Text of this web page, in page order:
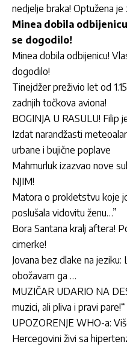
nedjelje braka! Optužena je
Minea dobila
se dogodilo!
Minea dobila odbijenicu!
dogodilo!
Tinejdžer preživio let od
zadnjih točkova aviona!
BOGINJA U RASULU! Filip
Izdat narandžasti
urbane i bujične poplave
Mahmurluk izazvao nove
NJIM!
Matora o prokletstvu koje
poslušala vidovitu ženu…”
Bora Santana kralj aftera!
cimerke!
Jovana bez dlake na
obožavam ga …
MUZIČAR UDARIO NA
muzici, ali pliva i pravi pare!“
UPOZORENJE WHO-a:
Hercegovini živi sa